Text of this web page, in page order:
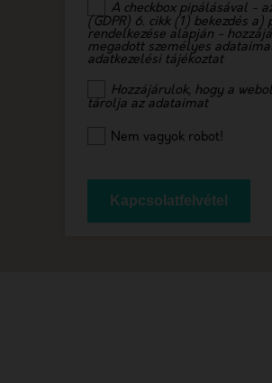
A checkbox pipálásával -
(GDPR) 6. cikk (1) bekezdés a)
rendelkezése alapján -
megadott személyes adataimat
adatkezelési tájékoztat
Hozzájárulok, hogy a
tárolja az adataimat
Nem vagyok robot!
Kapcsolatfelvétel